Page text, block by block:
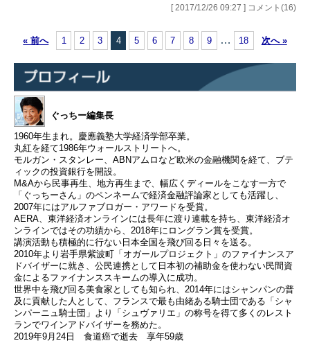
[ 2017/12/26 09:27 ] コメント(16)
« 前へ 1 2 3 4 5 6 7 8 9 … 18 次へ »
ぐっちー編集長
1960年生まれ。慶應義塾大学経済学部卒業。
丸紅を経て1986年ウォールストリートへ。
モルガン・スタンレー、ABNアムロなど欧米の金融機関を経て、ブテ
ィックの投資銀行を開設。
M&Aから民事再生、地方再生まで、幅広くディールをこなす一方で
「ぐっちーさん」のペンネームで経済金融評論家としても活躍し、
2007年にはアルファブロガー・アワードを受賞。
AERA、東洋経済オンラインには長年に渡り連載を持ち、東洋経済オ
ンラインではその功績から、2018年にロングラン賞を受賞。
講演活動も積極的に行ない日本全国を飛び回る日々を送る。
2010年より岩手県紫波町「オガールプロジェクト」のファイナンスア
ドバイザーに就き、公民連携として日本初の補助金を使わない民間資
金によるファイナンススキームの導入に成功。
世界中を飛び回る美食家としても知られ、2014年にはシャンパンの普
及に貢献した人として、フランスで最も由緒ある騎士団である「シャ
ンパーニュ騎士団」より「シュヴァリエ」の称号を得て多くのレスト
ランでワインアドバイザーを務めた。
2019年9月24日 食道癌で逝去 享年59歳